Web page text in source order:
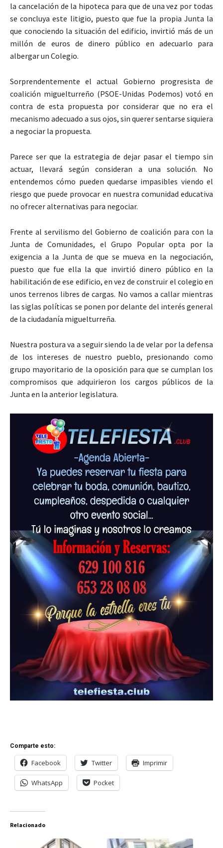
la cancelación de la hipoteca para que de una vez por todas
se concluya este litigio, puesto que fue la propia Junta la
que conociendo la situación del edificio, invirtió más de un
millón de euros de dinero público en adecuarlo para
albergar un Colegio.
Sorprendentemente el actual Gobierno progresista de
coalición miguelturreño (PSOE-Unidas Podemos) votó en
contra de esta propuesta por considerar que no era el
mecanismo adecuado a sus ojos, sin querer sentarse siquiera
a negociar la propuesta.
Parece ser que la estrategia de dejar pasar el tiempo sin
actuar, llevará según consideran a una solución. No
entendemos cómo pueden quedarse impasibles viendo el
riesgo que puede provocar en nuestra comunidad educativa
no ofrecer alternativas para negociar.
Frente al servilismo del Gobierno de coalición para con la
Junta de Comunidades, el Grupo Popular opta por la
exigencia a la Junta de que se mueva en la negociación,
puesto que fue ella la que invirtió dinero público en la
habilitación de ese edificio, en vez de construir el colegio en
unos terrenos libres de cargas. No vamos a callar mientras
las siglas políticas se ponen por delante del interés general
de la ciudadanía miguelturreña.
Nuestra postura va a seguir siendo la de velar por la defensa
de los intereses de nuestro pueblo, presionando como
grupo mayoritario de la oposición para que se cumplan los
compromisos que adquirieron los cargos públicos de la
Junta en la anterior legislatura.
Comparte esto:
Facebook Twitter Imprimir
WhatsApp Pocket
Relacionado